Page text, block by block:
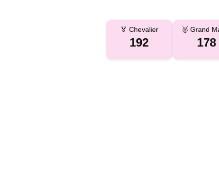
🏅 Chevalier
192
🥈 Grand
178